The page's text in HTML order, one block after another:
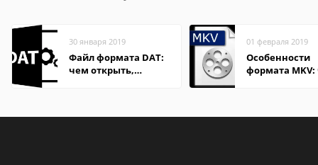
30 января 2019
Файл формата DAT:
чем открыть,
01 февраля 2019
Особенности
формата